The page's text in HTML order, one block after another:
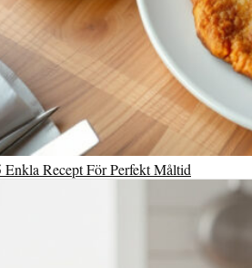
Recept För Perfekt Måltid